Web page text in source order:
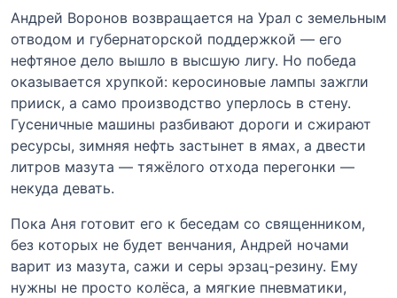
Андрей Воронов возвращается на Урал с земельным
отводом и губернаторской поддержкой — его
нефтяное дело вышло в высшую лигу. Но победа
оказывается хрупкой: керосиновые лампы зажгли
прииск, а само производство уперлось в стену.
Гусеничные машины разбивают дороги и сжирают
ресурсы, зимняя нефть застынет в ямах, а двести
литров мазута — тяжёлого отхода перегонки —
некуда девать.
Пока Аня готовит его к беседам со священником,
без которых не будет венчания, Андрей ночами
варит из мазута, сажи и серы эрзац-резину. Ему
нужны не просто колёса, а мягкие пневматики,